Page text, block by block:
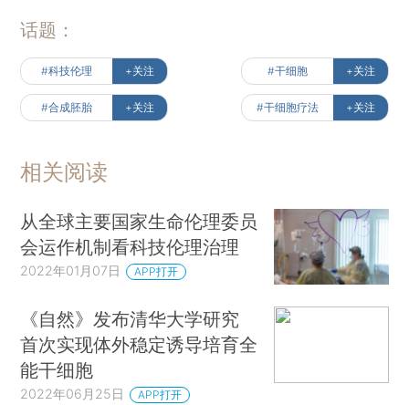
话题：
#科技伦理 +关注 #干细胞 +关注
#合成胚胎 +关注 #干细胞疗法 +关注
相关阅读
从全球主要国家生命伦理委员
会运作机制看科技伦理治理
2022年01月07日 APP打开
《自然》发布清华大学研究
首次实现体外稳定诱导培育全
能干细胞
2022年06月25日 APP打开